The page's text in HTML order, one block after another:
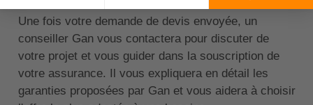
Une fois votre demande de devis envoyée, un
conseiller Gan vous contactera pour discuter de
votre projet et vous guider dans la souscription de
votre assurance. Il vous expliquera en détail les
garanties proposées par Gan et vous aidera à choisir